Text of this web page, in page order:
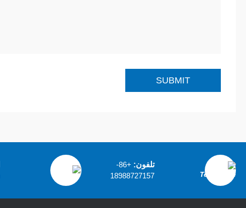
تلفون:
+86-
18988727157